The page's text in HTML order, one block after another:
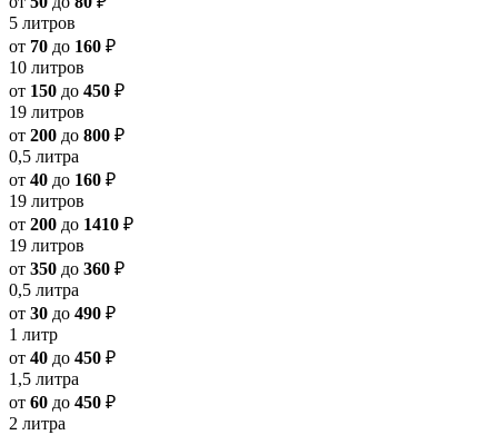
5 литров
от 70 до 160 ₽
10 литров
от 150 до 450 ₽
19 литров
от 200 до 800 ₽
0,5 литра
от 40 до 160 ₽
19 литров
от 200 до 1410 ₽
19 литров
от 350 до 360 ₽
0,5 литра
от 30 до 490 ₽
1 литр
от 40 до 450 ₽
1,5 литра
от 60 до 450 ₽
2 литра